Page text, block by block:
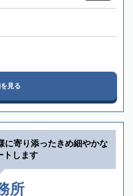
見る
に寄り添ったきめ細やかな
トします
所